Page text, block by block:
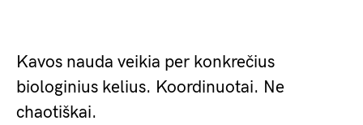
Kavos nauda veikia per konkrečius
biologinius kelius. Koordinuotai. Ne
chaotiškai.